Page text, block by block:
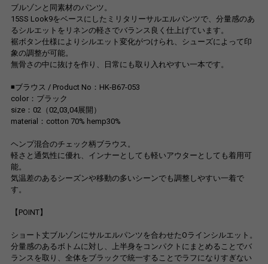
ブルゾンと同素材のパンツ。
15SS Look9をベースにしたミリタリーサルエルパンツで、分量感のあ
るシルエットをリネンの軽さでバランス良く仕上げています。
裾ボタン仕様によりシルエット変化がつけられ、シューズによって印
象の調整が可能。
無骨さの中に抜けを作り、日常にも取り入れやすい一本です。
◾️ブラウス / Product No：HK-B67-053
color：ブラック
size：02（02,03,04展開）
material：cotton 70% hemp30%
ヘンプ混合のチェック柄ブラウス。
軽さと通気性に優れ、インナーとしても軽いアウターとしても着用可
能。
気温差のあるシーズンや移動の多いシーンでも調整しやすい一着で
す。
【POINT】
ショート丈ブルゾンにサルエルパンツを合わせたOラインシルエット。
分量感のあるボトムに対し、上半身をコンパクトにまとめることでバ
ランスを取り、全体をブラックで統一することでラフになりすぎない